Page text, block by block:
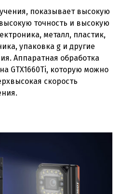
показывает высокую
точность и высокую
металл, пластик,
упаковка g и другие
Аппаратная обработка
GTX1660Ti, которую можно
скорость